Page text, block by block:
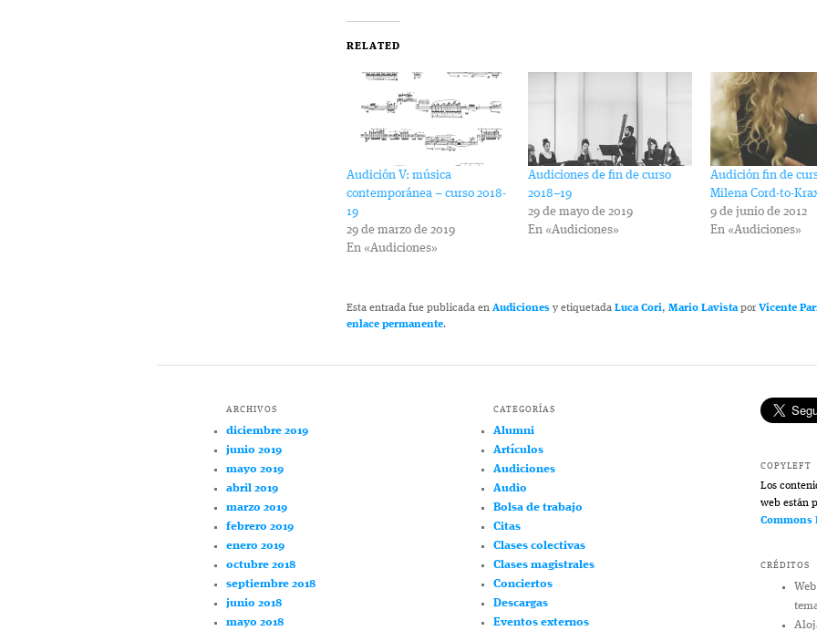
RELATED
Audición V: música
contemporánea – curso 2018-
19
29 de marzo de 2019
En «Audiciones»
Audiciones de fin de curso
2018–19
29 de mayo de 2019
En «Audiciones»
Audición fin de
Milena Cord-to-
9 de junio de 2012
En «Audiciones»
Esta entrada fue publicada en Audicionesy etiquetada Luca Cori, Mario Lavistapor Vicente
enlace permanente.
ARCHIVOS
diciembre 2019
junio 2019
mayo 2019
abril 2019
marzo 2019
febrero 2019
enero 2019
octubre 2018
septiembre 2018
junio 2018
mayo 2018
CATEGORÍAS
Alumni
Artículos
Audiciones
Audio
Bolsa de trabajo
Citas
Clases colectivas
Clases magistrales
Conciertos
Descargas
Eventos externos
COPYLEFT
Los
web están
Commons
CRÉDITOS